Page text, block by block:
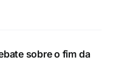
sobre o fim da